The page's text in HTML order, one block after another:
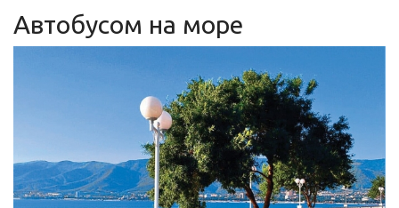
Автобусом на море